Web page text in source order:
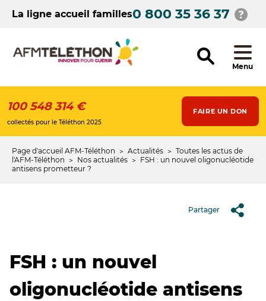
contenuLa ligne accueil familles0 800 35 36 37
Menu
100 548 314 €
collectés pour le Téléthon 2025
FAIRE UN DON
Fil
d'Ariane
Page d'accueil AFM-Téléthon Actualités
Toutes les actus de
l'AFM-Téléthon
Nos actualités
FSH : un nouvel oligonucléotide
antisens prometteur ?
Partager
FSH : un nouvel
oligonucléotide antisens